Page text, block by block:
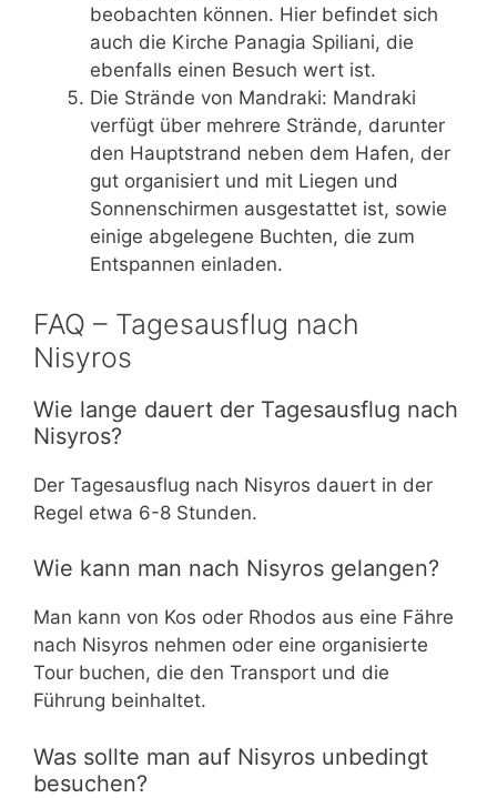
beobachten können. Hier befindet sich
auch die Kirche Panagia Spiliani, die
ebenfalls einen Besuch wert ist.
Die Strände von Mandraki: Mandraki
verfügt über mehrere Strände, darunter
den Hauptstrand neben dem Hafen, der
gut organisiert und mit Liegen und
Sonnenschirmen ausgestattet ist, sowie
einige abgelegene Buchten, die zum
Entspannen einladen.
FAQ – Tagesausflug nach
Nisyros
Wie lange dauert der Tagesausflug nach
Nisyros?
Der Tagesausflug nach Nisyros dauert in der
Regel etwa 6-8 Stunden.
Wie kann man nach Nisyros gelangen?
Man kann von Kos oder Rhodos aus eine Fähre
nach Nisyros nehmen oder eine organisierte
Tour buchen, die den Transport und die
Führung beinhaltet.
Was sollte man auf Nisyros unbedingt
besuchen?